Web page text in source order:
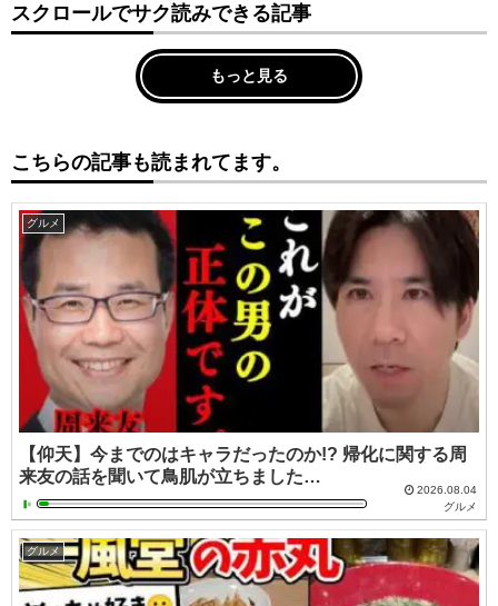
スクロールでサク読みできる記事
もっと見る
こちらの記事も読まれてます。
グルメ
【仰天】今までのはキャラだったのか!? 帰化に関する周
来友の話を聞いて鳥肌が立ちました…
2026.08.04
グルメ
グルメ